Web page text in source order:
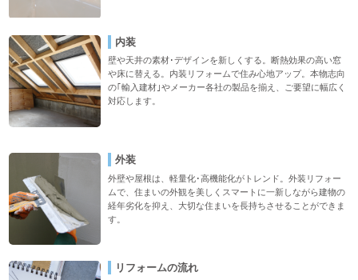
内装
壁や天井の素材･デザインを新しくする。断熱効果の高い窓
や床に替える。内装リフォームで住み心地アップ。本物志向
の｢輸入建材｣やメーカー各社の製品を揃え、ご要望に幅広く
対応します。
外装
外壁や屋根は、軽量化･高機能化がトレンド。外装リフォー
ムで、住まいの外観を美しくスマートに一新しながら建物の
経年劣化を抑え、大切な住まいを長持ちさせることができま
す。
リフォームの流れ